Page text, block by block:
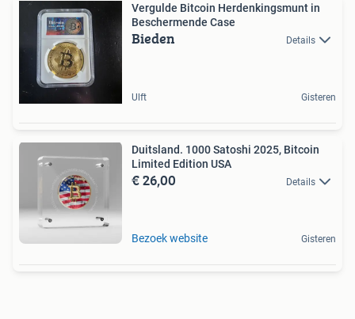
Vergulde Bitcoin Herdenkingsmunt in
Beschermende Case
Bieden Details
Ulft Gisteren
Duitsland. 1000 Satoshi 2025, Bitcoin
Limited Edition USA
€ 26,00 Details
Bezoek website Gisteren